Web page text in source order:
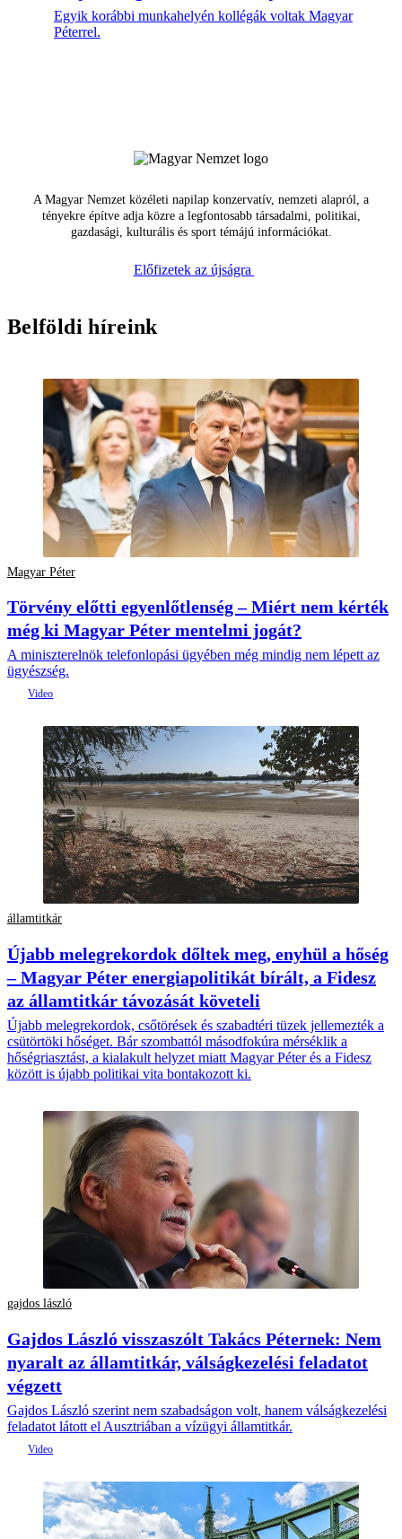
Egyik korábbi munkahelyén kollégák voltak Magyar
Péterrel.
A Magyar Nemzet közéleti napilap konzervatív, nemzeti alapról, a
tényekre építve adja közre a legfontosabb társadalmi, politikai,
gazdasági, kulturális és sport témájú információkat.
Előfizetek az újságra
Belföldi híreink
Magyar Péter
Törvény előtti egyenlőtlenség – Miért nem kérték
még ki Magyar Péter mentelmi jogát?
A miniszterelnök telefonlopási ügyében még mindig nem lépett az
ügyészség.
államtitkár
Újabb melegrekordok dőltek meg, enyhül a hőség
– Magyar Péter energiapolitikát bírált, a Fidesz
az államtitkár távozását követeli
Újabb melegrekordok, csőtörések és szabadtéri tüzek jellemezték a
csütörtöki hőséget. Bár szombattól másodfokúra mérséklik a
hőségriasztást, a kialakult helyzet miatt Magyar Péter és a Fidesz
között is újabb politikai vita bontakozott ki.
gajdos lászló
Gajdos László visszaszólt Takács Péternek: Nem
nyaralt az államtitkár, válságkezelési feladatot
végzett
Gajdos László szerint nem szabadságon volt, hanem válságkezelési
feladatot látott el Ausztriában a vízügyi államtitkár.